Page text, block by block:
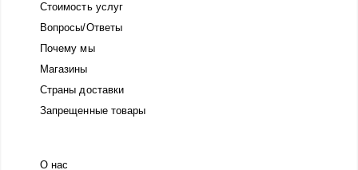
Стоимость услуг
Вопросы/Ответы
Почему мы
Магазины
Страны доставки
Запрещенные товары
О нас